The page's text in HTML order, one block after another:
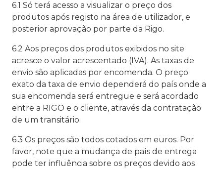
6.1 Só terá acesso a visualizar o preço dos
produtos após registo na área de utilizador, e
posterior aprovação por parte da Rigo.
6.2 Aos preços dos produtos exibidos no site
acresce o valor acrescentado (IVA). As taxas de
envio são aplicadas por encomenda. O preço
exato da taxa de envio dependerá do país onde a
sua encomenda será entregue e será acordado
entre a RIGO e o cliente, através da contratação
de um transitário.
6.3 Os preços são todos cotados em euros. Por
favor, note que a mudança de país de entrega
pode ter influência sobre os preços devido aos